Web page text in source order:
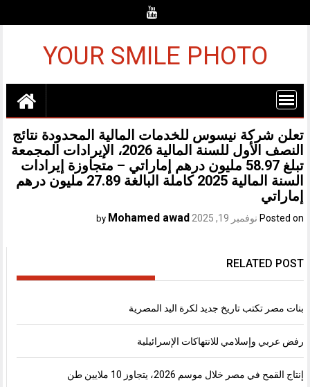
YOUR SMILE PHOTO
تعلن شركة نيسوس للخدمات المالية المحدودة نتائج
النصف الأول للسنة المالية 2026، الإيرادات المجمعة
تبلغ 58.97 مليون درهم إماراتي – متجاوزة إيرادات
السنة المالية 2025 كاملة البالغة 27.89 مليون درهم
إماراتي
Posted on نوفمبر 19, 2025 Mohamed awad
RELATED POST
بنات مصر تكتب تاريخ جديد لكرة اليد المصرية
رفض عربي وإسلامي للانتهاكات الإسرائيلية
إنتاج القمح في مصر خلال موسم 2026، يتجاوز 10 ملايين طن